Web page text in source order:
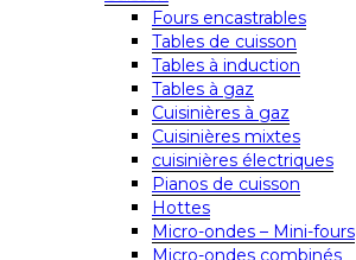
Fours encastrables
Tables de cuisson
Tables à induction
Tables à gaz
Cuisinières à gaz
Cuisinières mixtes
cuisinières électriques
Pianos de cuisson
Hottes
Micro-ondes – Mini-fours
Micro-ondes combinés